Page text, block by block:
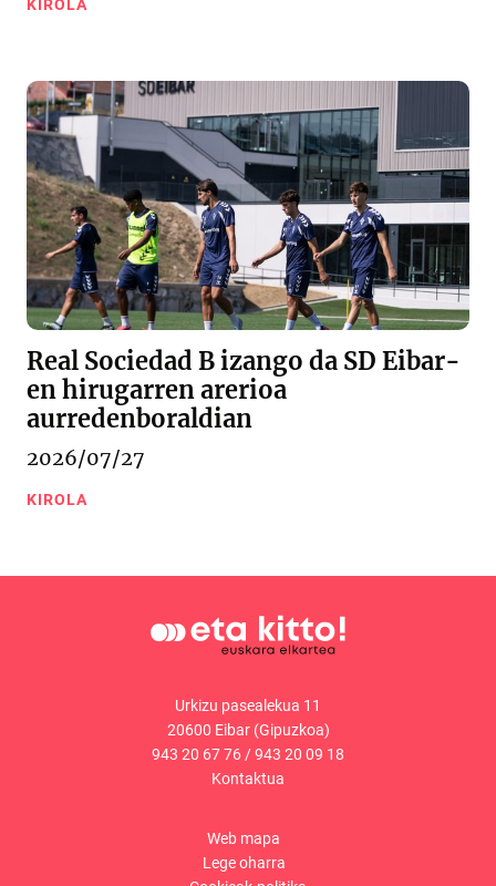
KIROLA
Real Sociedad B izango da SD Eibar-
en hirugarren arerioa
aurredenboraldian
2026/07/27
KIROLA
Urkizu pasealekua 11
20600 Eibar (Gipuzkoa)
943 20 67 76/943 20 09 18
Kontaktua
Web mapa
Lege oharra